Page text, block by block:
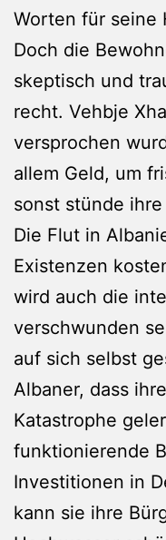
Worten für seine
Doch die
skeptisch und
recht. Vehbje
versprochen
allem Geld, um
sonst stünde
Die Flut in
Existenzen
wird auch die
verschwunden
auf sich selbst
Albaner, dass
Katastrophe
funktionierende
Investitionen in
kann sie ihre